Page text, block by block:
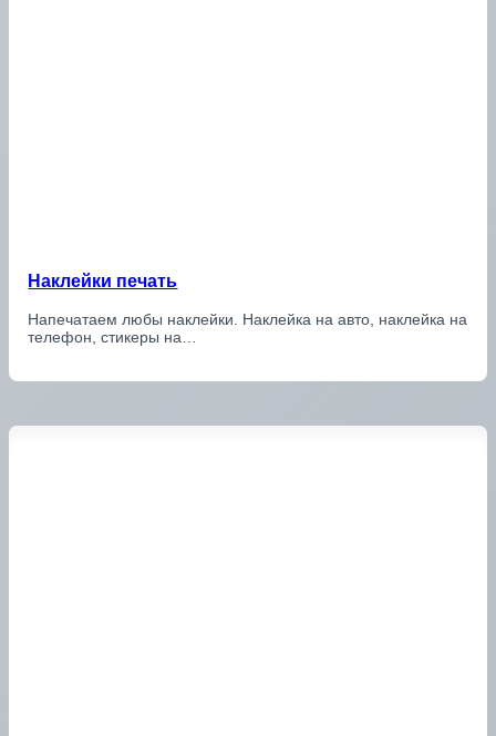
Наклейки печать
Напечатаем любы наклейки. Наклейка на авто, наклейка на
телефон, стикеры на…